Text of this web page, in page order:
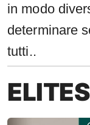
in modo
determinare
tutti..